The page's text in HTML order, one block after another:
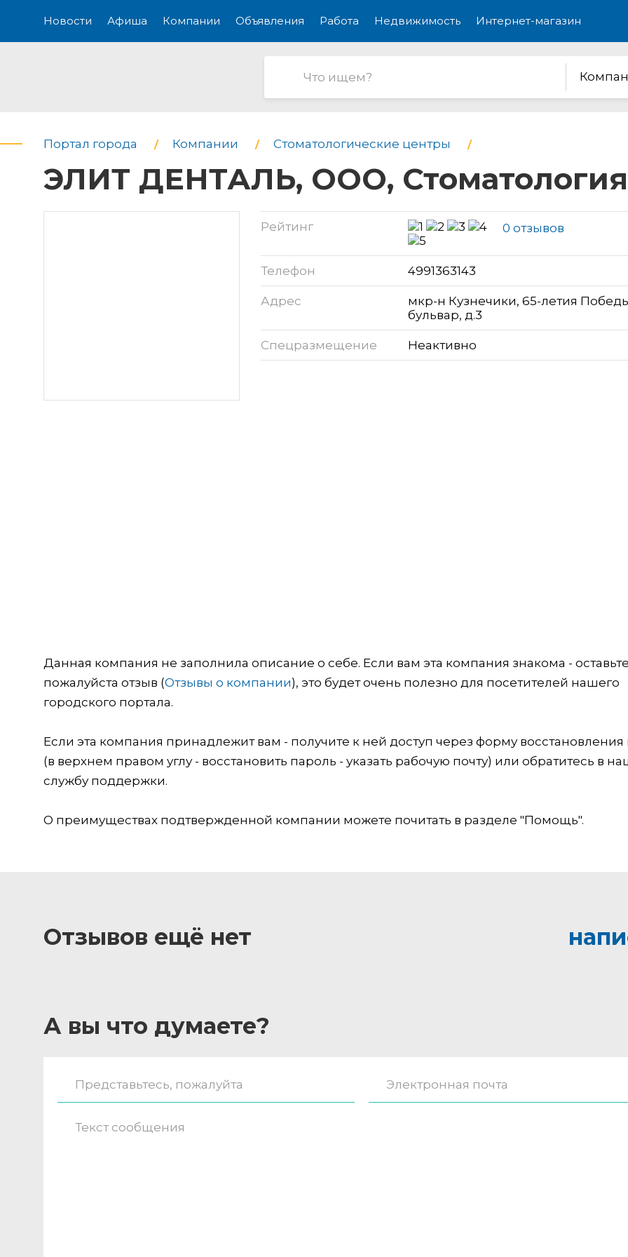
Новости Афиша Компании Объявления Работа Недвижимость Интернет-магазин
Портал города Компании Стоматологические центры
ЭЛИТ ДЕНТАЛЬ, ООО, Стоматология
Рейтинг 0 отзывов
Телефон 4991363143
Адрес
мкр-н Кузнечики, 65-летия
бульвар, д.3
Спецразмещение Неактивно
Данная компания не заполнила описание о себе. Если вам эта компания знакома -
пожалуйста отзыв (Отзывы о компании), это будет очень полезно для посетителей нашего
городского портала.
Если эта компания принадлежит вам - получите к ней доступ через форму восстановления
(в верхнем правом углу - восстановить пароль - указать рабочую почту) или обратитесь в
службу поддержки.
О преимуществах подтвержденной компании можете почитать в разделе "Помощь".
Отзывов ещё нет
А вы что думаете?